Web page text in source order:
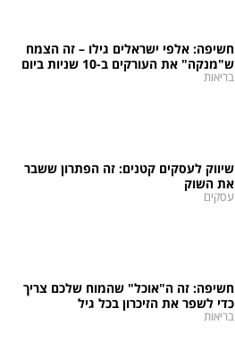
חשיפה: אלפי ישראלים גילו – זה הצמח
ש"מנקה" את העורקים ב-10 שניות ביום
בריאות
שיווק לעסקים קטנים: זה הפתרון ששבר
את השוק
עסקים
חשיפה: זה ה"אוכל" שהמוח שלכם צריך
כדי לשפר את הזיכרון בכל גיל
בריאות